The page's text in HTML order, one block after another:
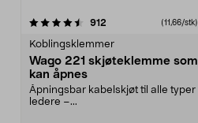
912 (11,66/stk)
Koblingsklemmer
Wago 221 skjøteklemme som
kan åpnes
Åpningsbar kabelskjøt til alle typer
ledere –...
4.5 av 5 stjerner